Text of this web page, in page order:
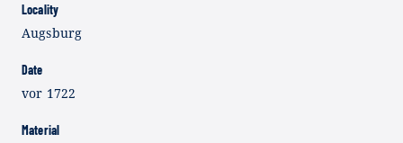
Locality
Augsburg
Date
vor 1722
Material